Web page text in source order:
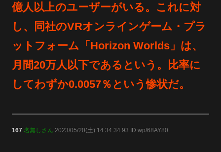
億人以上のユーザーがいる。これに対
し、同社のVRオンラインゲーム・プラ
ットフォーム「Horizon Worlds」は、
月間20万人以下であるという。比率に
してわずか0.0057％という惨状だ。
167 名無しさん 2023/05/20(土) 14:34:34.93 ID:wp/68AY80